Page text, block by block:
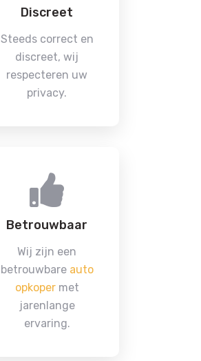
Discreet
Steeds correct en
discreet, wij
respecteren uw
privacy.
Betrouwbaar
Wij zijn een
betrouwbare auto
opkopermet
jarenlange
ervaring.